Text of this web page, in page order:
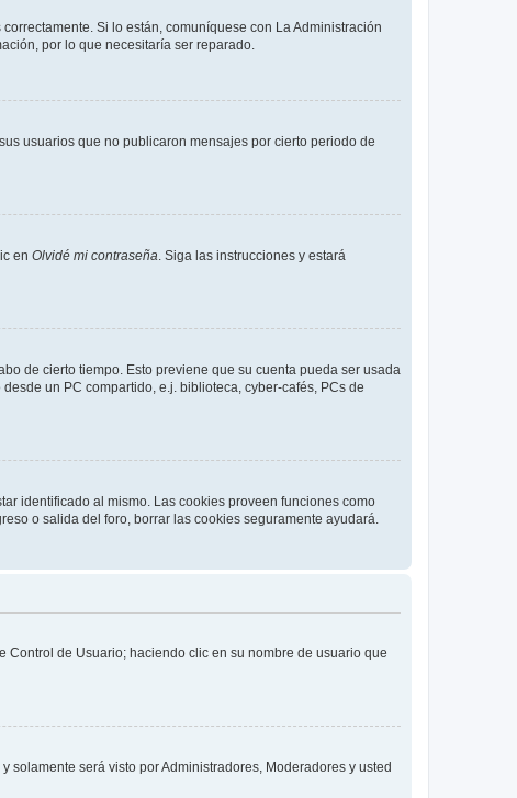
Si lo están, comuníquese con La Administración
por lo que necesitaría ser reparado.
usuarios que no publicaron mensajes por cierto periodo de
en Olvidé mi contraseña . Siga las instrucciones y estará
de cierto tiempo. Esto previene que su cuenta pueda ser usada
un PC compartido, e.j. biblioteca, cyber-cafés, PCs de
identificado al mismo. Las cookies proveen funciones como
o salida del foro, borrar las cookies seguramente ayudará.
de Usuario; haciendo clic en su nombre de usuario que
y solamente será visto por Administradores, Moderadores y usted